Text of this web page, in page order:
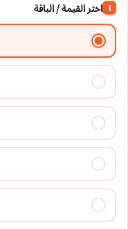
1 اختر القيمة / الباقة